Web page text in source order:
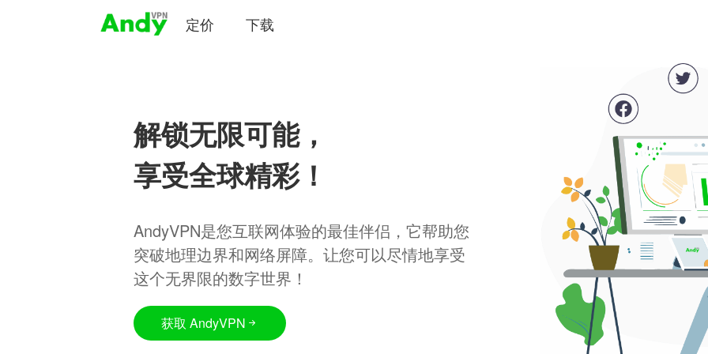
定价 下载
解锁无限可能，
享受全球精彩！
AndyVPN是您互联网体验的最佳伴侣，它帮助您
突破地理边界和网络屏障。让您可以尽情地享受
这个无界限的数字世界！
获取 AndyVPN